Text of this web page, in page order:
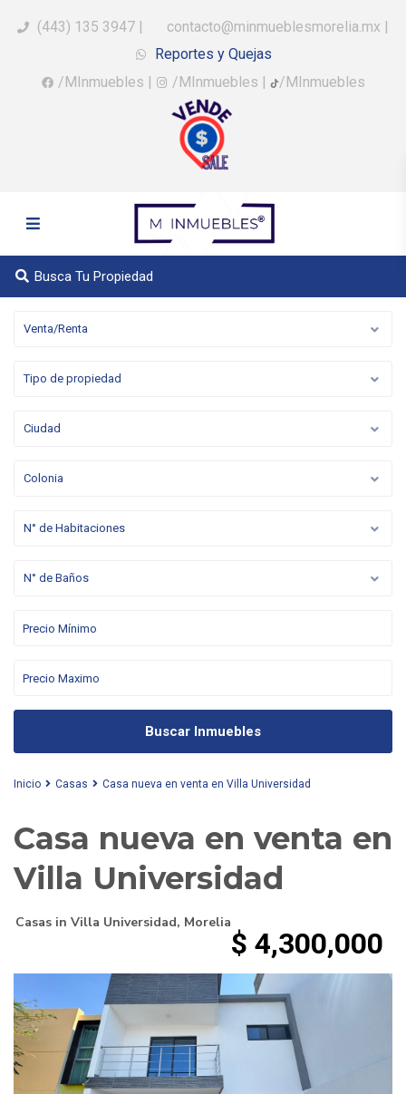
(443) 135 3947 | contacto@minmueblesmorelia.mx |
Reportes y Quejas
/MInmuebles | /MInmuebles | /MInmuebles
Busca Tu Propiedad
Venta/Renta
Tipo de propiedad
Ciudad
Colonia
N° de Habitaciones
N° de Baños
Buscar Inmuebles
Inicio Casas Casa nueva en venta en Villa Universidad
Casa nueva en venta en
Villa Universidad
Casas in Villa Universidad, Morelia
$ 4,300,000